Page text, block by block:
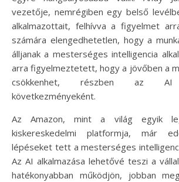
vezetője, nemrégiben egy belső
alkalmazottait, felhívva a figyelmet
számára elengedhetetlen, hogy a
álljanak a mesterséges intelligencia
arra figyelmeztetett, hogy a jövőben a
csökkenhet, részben az AI
következményeként.
Az Amazon, mint a világ egyik
kiskereskedelmi platformja, már
lépéseket tett a mesterséges
Az AI alkalmazása lehetővé teszi a
hatékonyabban működjön, jobban